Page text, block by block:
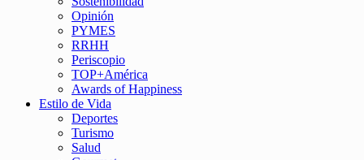
Opinión
PYMES
RRHH
Periscopio
TOP+América
Awards of Happiness
Estilo de Vida
Deportes
Turismo
Salud